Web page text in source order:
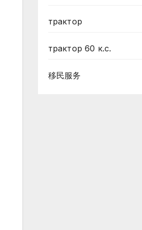
трактор
трактор 60 к.с.
移民服务